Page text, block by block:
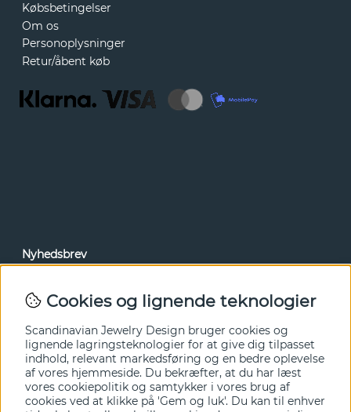
Købsbetingelser
Om os
Personoplysninger
Retur/åbent køb
Nyhedsbrev
tilbud før alle andre. Tilmeld dig herunder.
Ja tak!
Cookies og lignende teknologier
Scandinavian Jewelry Design bruger cookies og
lignende lagringsteknologier for at give dig tilpasset
indhold, relevant markedsføring og en bedre oplevelse
af vores hjemmeside. Du bekræfter, at du har læst
vores cookiepolitik og samtykker i vores brug af
cookies ved at klikke på 'Gem og luk'. Du kan til enhver